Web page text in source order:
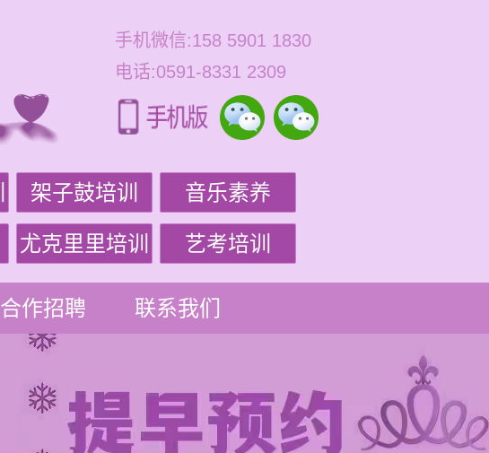
手机微信:158 5901 1830
电话:0591-8331 2309
架子鼓培训 音乐素养
尤克里里培训 艺考培训
合作招聘 联系我们